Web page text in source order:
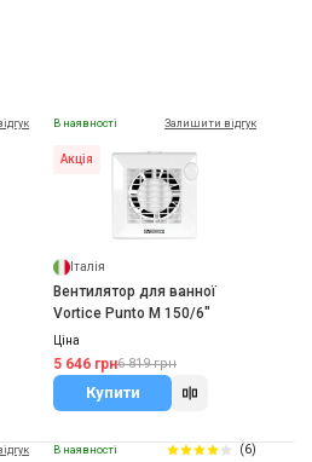
В наявності Залишити відгук
Акція
Італія
Вентилятор для ванної
Vortice Punto M 150/6"
Ціна
5 646 грн6 819 грн
Купити
В наявності (6)